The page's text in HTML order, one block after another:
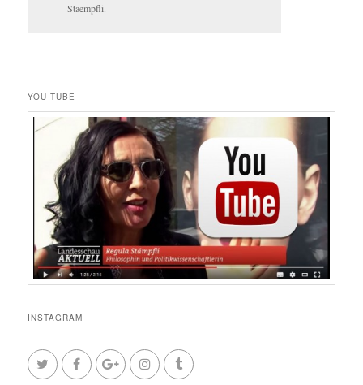
Staempfli.
YOU TUBE
INSTAGRAM